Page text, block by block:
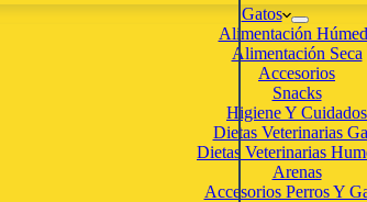
Gatos
Alimentación
Alimentación Seca
Accesorios
Snacks
Higiene Y Cuidados
Dietas Veterinarias
Dietas Veterinarias
Arenas
Accesorios Perros Y